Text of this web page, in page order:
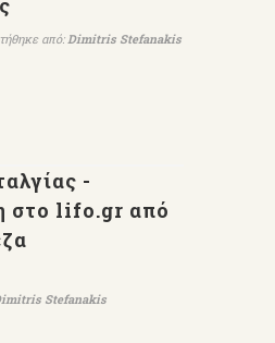
από:Dimitris Stefanakis
-
στο lifo.gr από
Stefanakis